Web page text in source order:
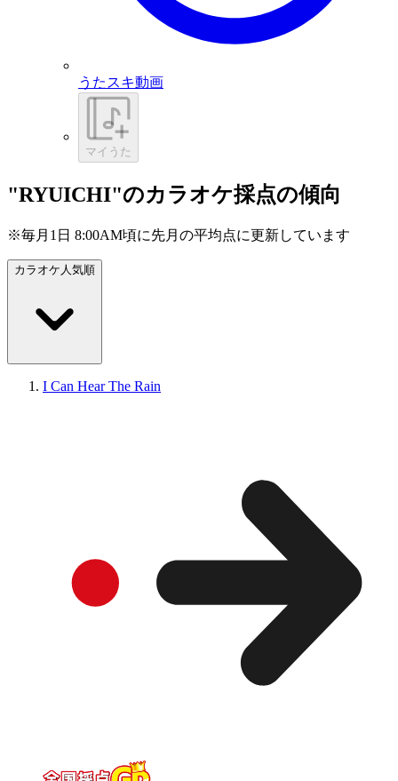
うたスキ動画
マイうた
"RYUICHI"のカラオケ採点の傾向
※毎月1日 8:00AM頃に先月の平均点に更新しています
カラオケ人気順
I Can Hear The Rain